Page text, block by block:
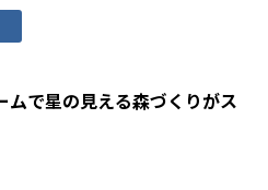
ムで星の見える森づくりがス